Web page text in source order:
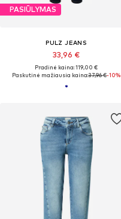
PASIŪLYMAS
PULZ JEANS
33,96 €
Pradinė kaina: 119,00 €
Paskutinė mažiausia kaina:37,96 €-10%